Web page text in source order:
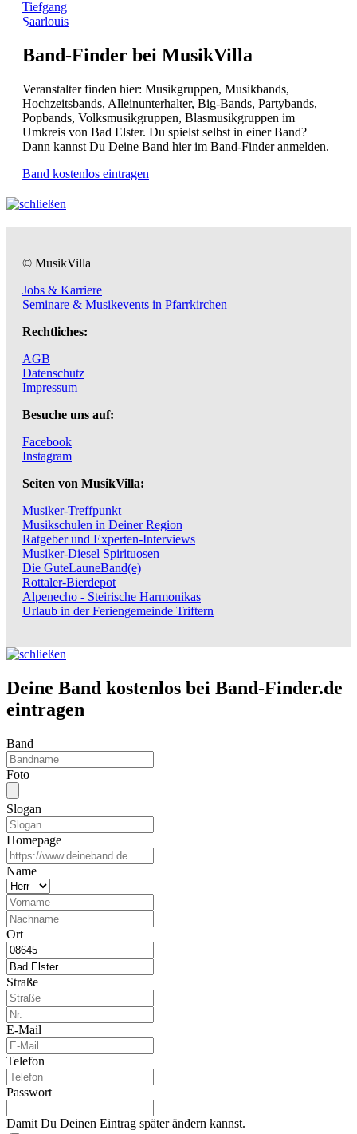
Tiefgang
Saarlouis
Band-Finder bei MusikVilla
Veranstalter finden hier: Musikgruppen, Musikbands,
Hochzeitsbands, Alleinunterhalter, Big-Bands, Partybands,
Popbands, Volksmusikgruppen, Blasmusikgruppen im
Umkreis von Bad Elster. Du spielst selbst in einer Band?
Dann kannst Du Deine Band hier im Band-Finder anmelden.
Band kostenlos eintragen
© MusikVilla
Jobs & Karriere
Seminare & Musikevents in Pfarrkirchen
Rechtliches:
AGB
Datenschutz
Impressum
Besuche uns auf:
Facebook
Instagram
Seiten von MusikVilla:
Musiker-Treffpunkt
Musikschulen in Deiner Region
Ratgeber und Experten-Interviews
Musiker-Diesel Spirituosen
Die GuteLauneBand(e)
Rottaler-Bierdepot
Alpenecho - Steirische Harmonikas
Urlaub in der Feriengemeinde Triftern
Deine Band kostenlos bei Band-Finder.de
eintragen
Band
Foto
Slogan
Homepage
Name
Ort
Straße
E-Mail
Telefon
Passwort
Damit Du Deinen Eintrag später ändern kannst.